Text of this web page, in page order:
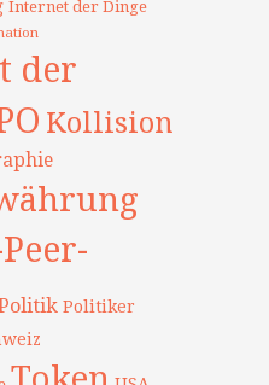
Internet der Dinge
der
Kollision
Politiker